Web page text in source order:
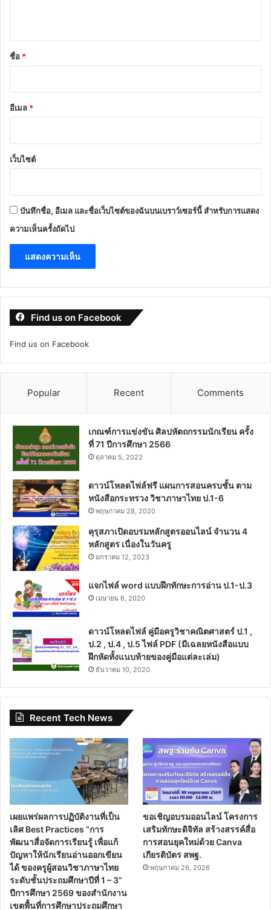
*
ชื่อ *
อีเมล *
เว็บไซต์
บันทึกชื่อ, อีเมล และชื่อเว็บไซต์ของฉันบนเบราว์เซอร์นี้ สำหรับการแสดง
ความเห็นครั้งถัดไป
Find us on Facebook
Find us on Facebook
Popular Recent Comments
เกณฑ์การแข่งขัน ศิลปหัตถกรรมนักเรียน ครั้ง
ที่ 71 ปีการศึกษา 2566
ตุลาคม 5, 2022
ดาวน์โหลดไฟล์ฟรี แผนการสอนครบชั้น ตาม
หนังสือกระทรวง วิชาภาษาไทย ป.1-6
พฤษภาคม 28, 2020
คุรุสภาเปิดอบรมหลักสูตรออนไลน์ จำนวน 4
หลักสูตร เนื่องในวันครู
มกราคม 12, 2023
แจกไฟล์ word แบบฝึกทักษะการอ่าน ป.1-ป.3
เมษายน 6, 2020
ดาวน์โหลดไฟล์ คู่มือครูวิชาคณิตศาสตร์ ป.1 ,
ป.2 , ป.4 , ป.5 ไฟล์ PDF (มีเฉลยหนังสือแบบ
ฝึกหัดทั้งแนบท้ายของคู่มือแต่ละเล่ม)
ธันวาคม 10, 2020
Recent Tech News
เผยแพร่ผลการปฏิบัติงานที่เป็น
เลิศ Best Practices “การ
พัฒนาสื่อจัดการเรียนรู้ เพื่อแก้
ปัญหาให้นักเรียนอ่านออกเขียน
ได้ ของครูผู้สอนวิชาภาษาไทย
ระดับชั้นประถมศึกษาปีที่ 1 – 3”
ปีการศึกษา 2569 ของสำนักงาน
เขตพื้นที่การศึกษาประถมศึกษา
ขอเชิญอบรมออนไลน์ โครงการ
เสริมทักษะดิจิทัล สร้างสรรค์สื่อ
การสอนยุคใหม่ด้วย Canva
เกียรติบัตร สพฐ.
พฤษภาคม 26, 2026